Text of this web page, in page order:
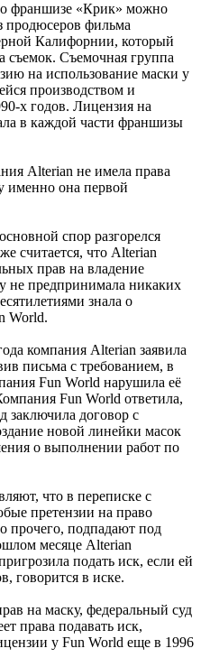
франшизе «Крик» можно
продюсеров фильма
Калифорнии, который
съемок. Съемочная группа
на использование маски у
производством и
х годов. Лицензия на
в каждой части франшизы
Alterian не имела права
именно она первой
спор разгорелся
считается, что Alterian
прав на владение
не предпринимала никаких
знала о
World.
компания Alterian заявила
письма с требованием, в
Fun World нарушила её
Fun World ответила,
заключила договор с
новой линейки масок
о выполнении работ по
что в переписке с
претензии на право
прочего, подпадают под
месяце Alterian
подать иск, если ей
говорится в иске.
на маску, федеральный суд
права подавать иск,
у Fun World еще в 1996